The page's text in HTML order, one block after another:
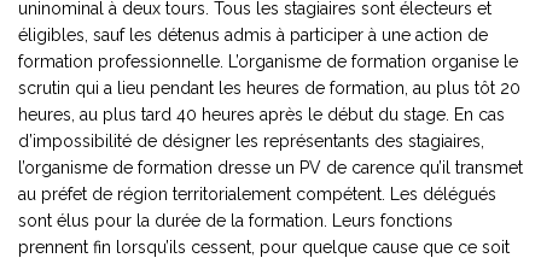
uninominal à deux tours. Tous les stagiaires sont électeurs et
éligibles, sauf les détenus admis à participer à une action de
formation professionnelle. L’organisme de formation organise le
scrutin qui a lieu pendant les heures de formation, au plus tôt 20
heures, au plus tard 40 heures après le début du stage. En cas
d’impossibilité de désigner les représentants des stagiaires,
l’organisme de formation dresse un PV de carence qu’il transmet
au préfet de région territorialement compétent. Les délégués
sont élus pour la durée de la formation. Leurs fonctions
prennent fin lorsqu’ils cessent, pour quelque cause que ce soit